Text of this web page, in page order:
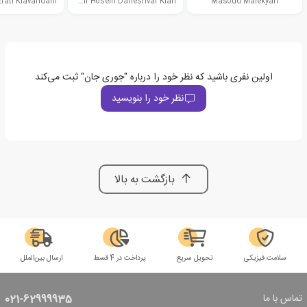
اولین نفری باشید که نظر خود را درباره "جوری جان" ثبت می‌کند
نظر خود را بنویسید
بازگشت به بالا
سلامت فیزیکی تحویل سریع پرداخت در 4 قسط ارسال بین‌الملل
تماس با ما 021-62999935